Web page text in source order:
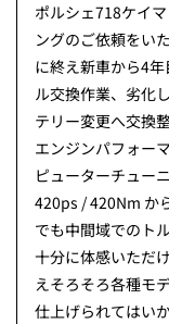
ポルシェ718ケイ
ングのご依頼をい
に終え新車から4
ル交換作業、劣化
テリー変更へ交換
エンジンパフォー
ピューターチュー
420ps / 420Nm か
でも中間域でのト
十分に体感いただ
えそろそろ各種モ
仕上げられてはい